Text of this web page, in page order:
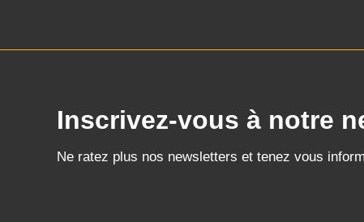
Inscrivez-vous à notre
Ne ratez plus nos newsletters et tenez vous